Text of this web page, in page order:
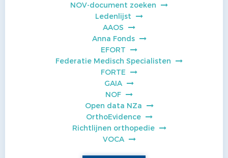
NOV-document zoeken
Ledenlijst
AAOS
Anna Fonds
EFORT
Federatie Medisch Specialisten
FORTE
GAIA
NOF
Open data NZa
OrthoEvidence
Richtlijnen orthopedie
VOCA